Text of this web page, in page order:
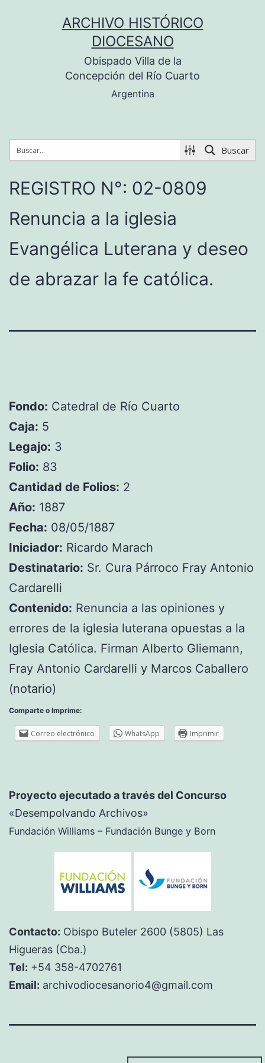
ARCHIVO HISTÓRICO
DIOCESANO
Obispado Villa de la
Concepción del Río Cuarto
Argentina
Buscar
REGISTRO N°: 02-0809
Renuncia a la iglesia
Evangélica Luterana y deseo
de abrazar la fe católica.
Fondo: Catedral de Río Cuarto
Caja: 5
Legajo: 3
Folio: 83
Cantidad de Folios: 2
Año: 1887
Fecha: 08/05/1887
Iniciador: Ricardo Marach
Destinatario: Sr. Cura Párroco Fray Antonio
Cardarelli
Contenido: Renuncia a las opiniones y
errores de la iglesia luterana opuestas a la
Iglesia Católica. Firman Alberto Gliemann,
Fray Antonio Cardarelli y Marcos Caballero
(notario)
Comparte o Imprime:
Correo electrónico WhatsApp Imprimir
Proyecto ejecutado a través del Concurso
«Desempolvando Archivos»
Fundación Williams – Fundación Bunge y Born
Contacto: Obispo Buteler 2600 (5805) Las
Higueras (Cba.)
Tel: +54 358-4702761
Email: archivodiocesanorio4@gmail.com